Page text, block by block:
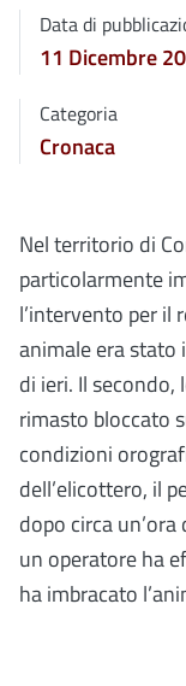
Data di
11 Dicembre
Categoria
Cronaca
Nel territorio di
particolarmente
l’intervento per il
animale era stato
di ieri. Il secondo,
rimasto bloccato
condizioni
dell’elicottero, il
dopo circa
un operatore ha
ha imbracato